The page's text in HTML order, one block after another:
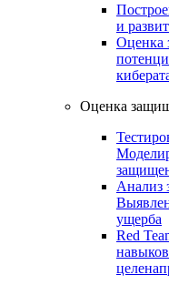
и
Оценка
Оценка
Анализ
ущерба
Red